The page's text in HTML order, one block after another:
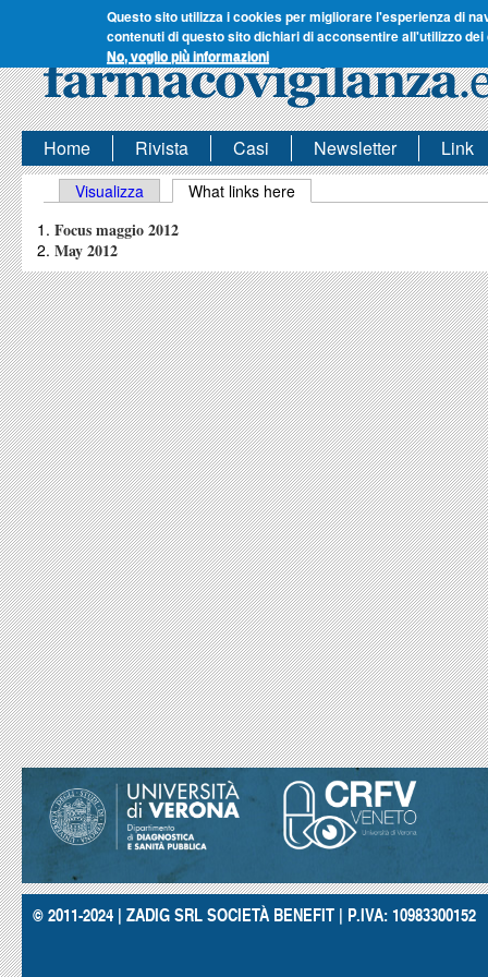
Questo sito utilizza i cookies per migliorare l'esperienza di
contenuti di questo sito dichiari di acconsentire all'utilizzo dei
No, voglio più informazioni
Home Rivista Casi Newsletter Link
Schede primarie
Visualizza What links here
Focus maggio 2012
May 2012
© 2011-2024 | ZADIG SRL SOCIETÀ BENEFIT | P.IVA: 10983300152